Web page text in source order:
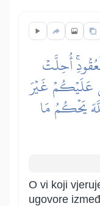
أُحِلَّتۡ
عَلَيۡكُمۡ غَيۡرَ
يَحۡكُمُ مَا
O vi koji
ugovore